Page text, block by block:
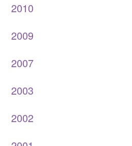
2010
2009
2007
2003
2002